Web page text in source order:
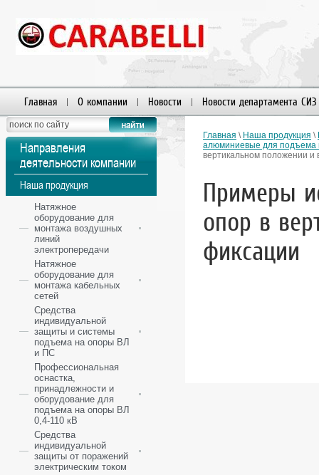
Главная О компании Новости Новости департамента СИЗ
Пользователи
Главная \ Наша продукция \
алюминиевые для подъема
вертикальном положении и
Примеры
опор в
фиксации
Направления
деятельности компании
Наша продукция
Натяжное
оборудование для
монтажа воздушных
линий
электропередачи
Натяжное
оборудование для
монтажа кабельных
сетей
Средства
индивидуальной
защиты и системы
подъема на опоры ВЛ
и ПС
Профессиональная
оснастка,
принадлежности и
оборудование для
подъема на опоры ВЛ
0,4-110 кВ
Средства
индивидуальной
защиты от поражений
электрическим током